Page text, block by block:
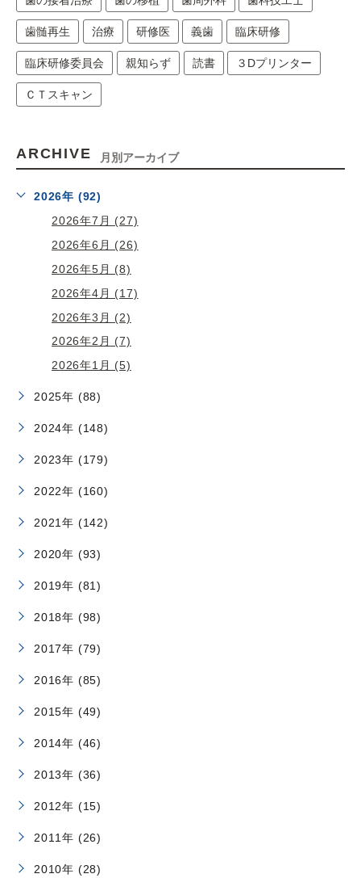
歯髄再生 治療 研修医 義歯 臨床研修
臨床研修委員会 親知らず 読書 ３Dプリンター
ＣＴスキャン
ARCHIVE 月別アーカイブ
2026年 (92)
2026年7月 (27)
2026年6月 (26)
2026年5月 (8)
2026年4月 (17)
2026年3月 (2)
2026年2月 (7)
2026年1月 (5)
2025年 (88)
2024年 (148)
2023年 (179)
2022年 (160)
2021年 (142)
2020年 (93)
2019年 (81)
2018年 (98)
2017年 (79)
2016年 (85)
2015年 (49)
2014年 (46)
2013年 (36)
2012年 (15)
2011年 (26)
2010年 (28)